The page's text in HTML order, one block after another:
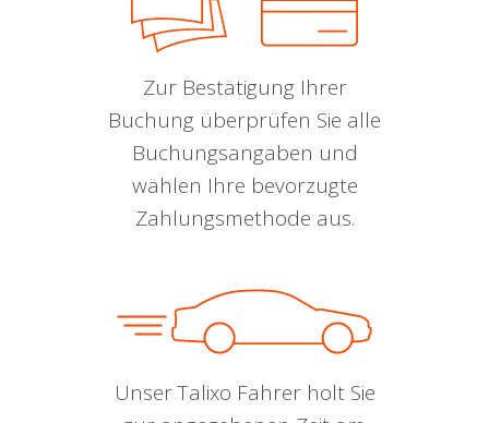
Zur Bestätigung Ihrer
Buchung überprüfen Sie alle
Buchungsangaben und
wählen Ihre bevorzugte
Zahlungsmethode aus.
Unser Talixo Fahrer holt Sie